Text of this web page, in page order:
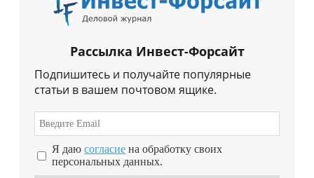
Рассылка Инвест-Форсайт
Подпишитесь и получайте популярные
статьи в вашем почтовом ящике.
Я даю согласие на обработку своих
персональных данных.